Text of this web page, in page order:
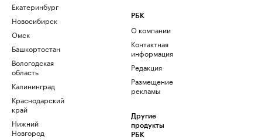
Екатеринбург
Новосибирск
Омск
Башкортостан
Вологодская
область
Калининград
Краснодарский
край
Нижний
Новгород
РБК
О компании
Контактная
информация
Редакция
Размещение
рекламы
Другие
продукты
РБК